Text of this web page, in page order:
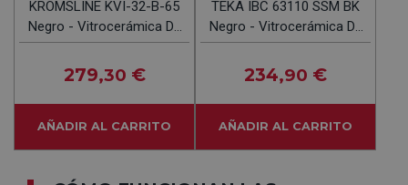
KROMSLINE KVI-32-B-65
Negro - Vitrocerámica De
Inducción 65CM
279,30 €
AÑADIR AL CARRITO
TEKA IBC 63110 SSM BK
Negro - Vitrocerámica De
Inducción 60CM
234,90 €
AÑADIR AL CARRITO